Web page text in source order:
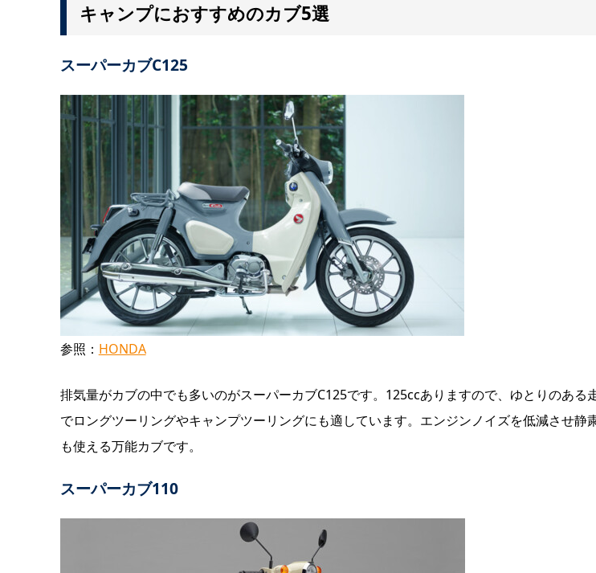
キャンプにおすすめのカブ5選
スーパーカブC125
参照： HONDA
排気量がカブの中でも多いのがスーパーカブC125です。125ccありますので、ゆとりのある
でロングツーリングやキャンプツーリングにも適しています。エンジンノイズを低減させ静
も使える万能カブです。
スーパーカブ110